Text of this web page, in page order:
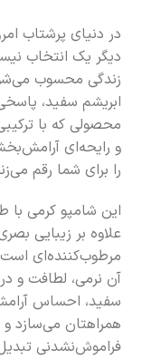
در دنیای پرشتاب
دیگر یک انتخاب
زندگی محسوب
ابریشم سفید،
محصولی که با
و رایحه‌ای
را برای شما رقم
علاوه بر زیبایی
مرطوب‌کننده‌ای است
آن نرمی، لطافت و
سفید، احساس
همراهتان می‌سازد
فراموش‌نشدنی